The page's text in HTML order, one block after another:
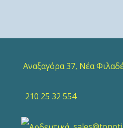
Αναξαγόρα 37, Νέα
210 25 32 554